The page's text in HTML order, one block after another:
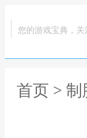
您的游戏宝典，关
首页 > 制